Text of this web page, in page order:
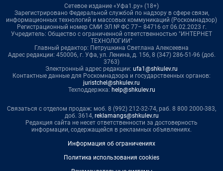
Сетевое издание «Уфа1.ру» (18+)
Зарегистрировано Федеральной службой по надзору в сфере связи,
информационных технологий и массовых коммуникаций (Роскомнадзор)
Регистрационный номер СМИ ЭЛ № ФС 77– 84716 от 06.02.2023 г.
Учредитель: Общество с ограниченной ответственностью "ИНТЕРНЕТ
ТЕХНОЛОГИИ"
Главный редактор: Петрушкина Светлана Алексеевна
Адрес редакции: 450006, г. Уфа, ул. Ленина, д. 156, 8 (347) 286-51-96 (доб.
3763)
Электронный адрес редакции: ufa1@shkulev.ru
Контактные данные для Роскомнадзора и государственных органов:
juristchel@shkulev.ru
Техподдержка: help@shkulev.ru
Связаться с отделом продаж: моб. 8 (992) 212-32-74, раб. 8 800 2000-383,
доб. 3614, reklamangs@shkulev.ru
Редакция сайта не несет ответственности за достоверность
информации, содержащейся в рекламных объявлениях.
Информация об ограничениях
Политика использования cookies